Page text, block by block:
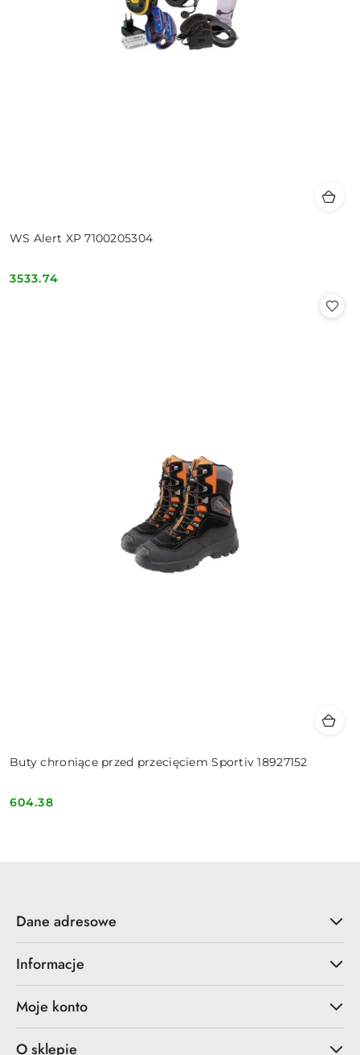
WS Alert XP 7100205304
Cena:
3533.74
Buty chroniące przed przecięciem Sportiv 18927152
Cena:
604.38
Dane adresowe
Informacje
Moje konto
O sklepie